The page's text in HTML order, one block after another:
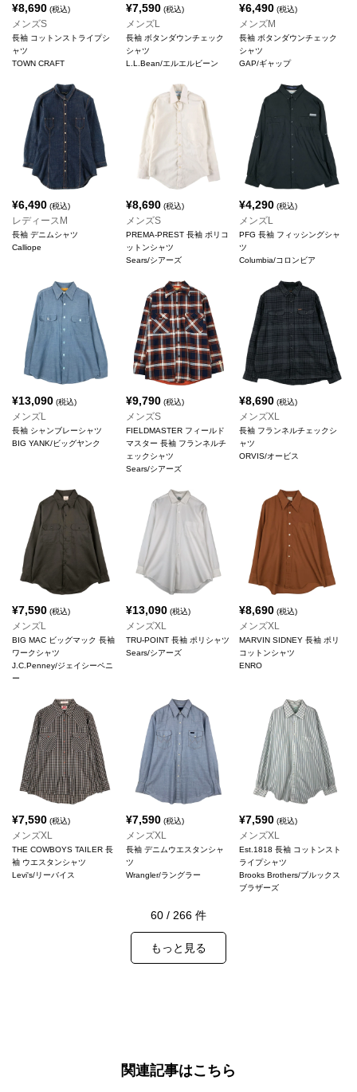
¥8,690 (税込)
メンズS
長袖 コットンストライプシ
ャツ
TOWN CRAFT
¥7,590(税込)
メンズL
長袖 ボタンダウンチェック
シャツ
L.L.Bean/エルエルビーン
¥6,490 (税込)
メンズM
長袖 ボタンダウンチェック
シャツ
GAP/ギャップ
¥6,490 (税込)
レディースM
長袖 デニムシャツ
Calliope
¥8,690(税込)
メンズS
PREMA-PREST 長袖 ポリコ
ットンシャツ
Sears/シアーズ
¥4,290 (税込)
メンズL
PFG 長袖 フィッシングシャ
ツ
Columbia/コロンビア
¥13,090 (税込)
メンズL
長袖 シャンブレーシャツ
BIG YANK/ビッグヤンク
¥9,790(税込)
メンズS
FIELDMASTER フィールド
マスター 長袖 フランネルチ
ェックシャツ
Sears/シアーズ
¥8,690 (税込)
メンズXL
長袖 フランネルチェックシ
ャツ
ORVIS/オービス
¥7,590 (税込)
メンズL
BIG MAC ビッグマック 長袖
ワークシャツ
J.C.Penney/ジェイシーペニ
ー
¥13,090(税込)
メンズXL
TRU-POINT 長袖 ポリシャツ
Sears/シアーズ
¥8,690 (税込)
メンズXL
MARVIN SIDNEY 長袖 ポリ
コットンシャツ
ENRO
¥7,590 (税込)
メンズXL
THE COWBOYS TAILER 長
袖 ウエスタンシャツ
Levi's/リーバイス
¥7,590(税込)
メンズXL
長袖 デニムウエスタンシャ
ツ
Wrangler/ラングラー
¥7,590 (税込)
メンズXL
Est.1818 長袖 コットンスト
ライプシャツ
Brooks Brothers/ブルックス
ブラザーズ
60 / 266 件
もっと見る
関連記事はこちら